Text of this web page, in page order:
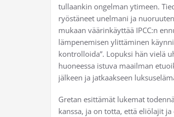
tullaankin ongelman ytimeen.
ryöstäneet unelmani ja
mukaan väärinkäyttää IPCC:n
lämpenemisen ylittäminen
kontrolloida”. Lopuksi hän vielä
huoneessa istuva maailman
jälkeen ja jatkaakseen
Gretan esittämät lukemat
kanssa, ja on totta, että eliölajit